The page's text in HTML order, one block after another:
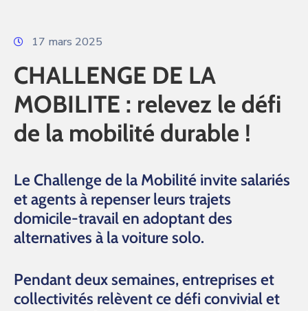
17 mars 2025
CHALLENGE DE LA
MOBILITE : relevez le défi
de la mobilité durable !
Le Challenge de la Mobilité invite salariés
et agents à repenser leurs trajets
domicile-travail en adoptant des
alternatives à la voiture solo.
Pendant deux semaines, entreprises et
collectivités relèvent ce défi convivial et